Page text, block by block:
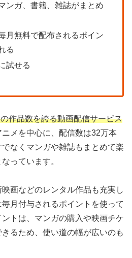
ンガ、書籍、雑誌がまとめ
月無料で配布されるポイン
る
試せる
作品数を誇る動画配信サービス
メを中心に、配信数は32万本
なくマンガや雑誌もまとめて楽
っています。
画などのレンタル作品も充実し
月付与されるポイントを使って
トは、マンガの購入や映画チケ
るため、使い道の幅が広いのも